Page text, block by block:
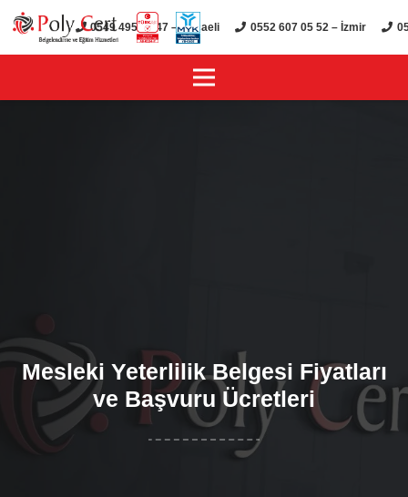
0549 495 01 47 – Kocaeli 0552 607 05 52 – İzmir
Mesleki Yeterlilik Belgesi Fiyatları
ve Başvuru Ücretleri